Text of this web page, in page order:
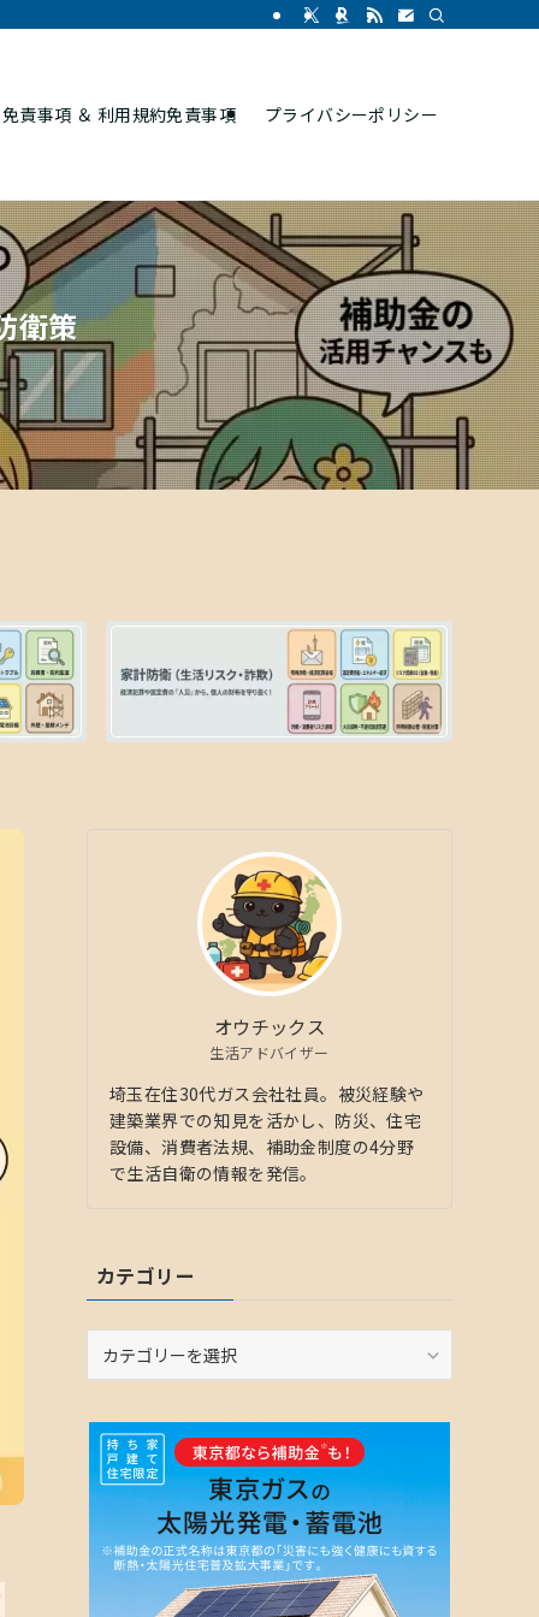
免責事項 ＆ 利用規約免責事項 プライバシーポリシー
衛策
オウチックス
生活アドバイザー
埼玉在住30代ガス会社社員。被災経験や
建築業界での知見を活かし、防災、住宅
設備、消費者法規、補助金制度の4分野
で生活自衛の情報を発信。
カテゴリー
リ